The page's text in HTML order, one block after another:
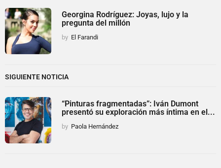
Georgina Rodríguez: Joyas, lujo y la
pregunta del millón
by El Farandi
SIGUIENTE NOTICIA
“Pinturas fragmentadas”: Iván Dumont
presentó su exploración más íntima en el...
by Paola Hernández